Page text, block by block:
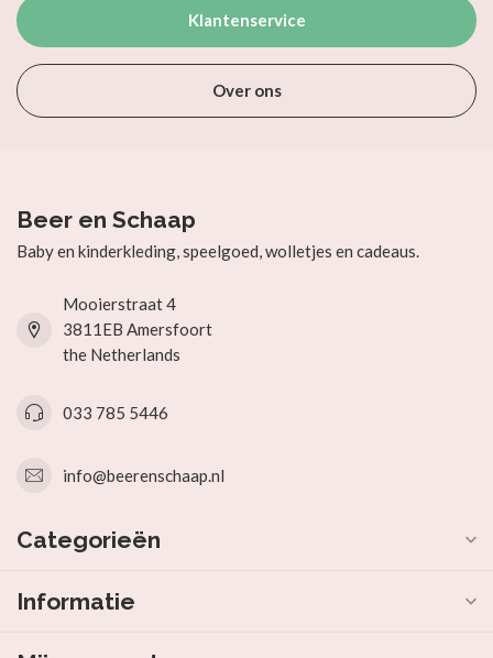
Klantenservice
Over ons
Beer en Schaap
Baby en kinderkleding, speelgoed, wolletjes en cadeaus.
Mooierstraat 4
3811EB Amersfoort
the Netherlands
033 785 5446
info@beerenschaap.nl
Categorieën
Informatie